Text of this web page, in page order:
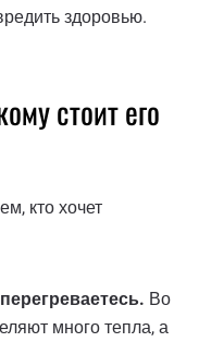
здоровью.
стоит его
кто хочет
Во
много тепла, а